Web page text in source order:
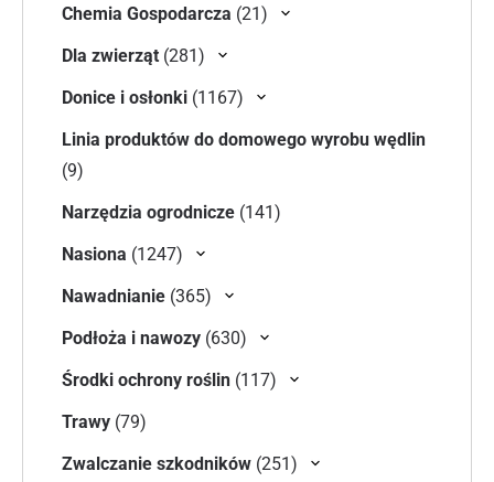
Chemia Gospodarcza 2121 produktów
Dla zwierząt 281281 produktów
Donice i osłonki 11671167 produktów
Linia produktów do domowego wyrobu wędlin
99 produktów
Narzędzia ogrodnicze 141141 produktów
Nasiona 12471247 produktów
Nawadnianie 365365 produktów
Podłoża i nawozy 630630 produktów
Środki ochrony roślin 117117 produktów
Trawy 7979 produktów
Zwalczanie szkodników 251251 produktów